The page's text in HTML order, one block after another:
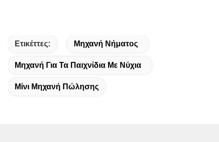
Ετικέττες: Μηχανή Νήματος
Μηχανή Για Τα Παιχνίδια Με Νύχια
Μίνι Μηχανή Πώλησης